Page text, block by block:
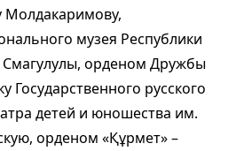
Молдакаримову,
музея Республики
Смагулулы, орденом Дружбы
Государственного русского
детей и юношества им.
орденом «Құрмет» –